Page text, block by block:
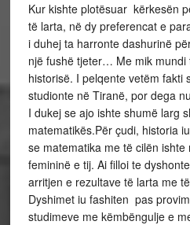
Kur kishte plotësuar kërkesën
të larta, në dy preferencat e
i duhej ta harronte dashurinë
një fushë tjeter… Me mik mundi
historisë. I pelqente vetëm fakti
studionte në Tiranë, por dega
I dukej se ajo ishte shumë larg
matematikës.Për çudi, historia
se matematika me të cilën
femininë e tij. Ai filloi te
arritjen e rezultave të larta me
Dyshimet iu fashiten pas
studimeve me këmbëngulje e